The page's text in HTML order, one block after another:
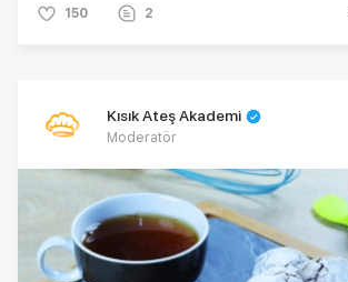
150 2
Kısık Ateş Akademi
Moderatör